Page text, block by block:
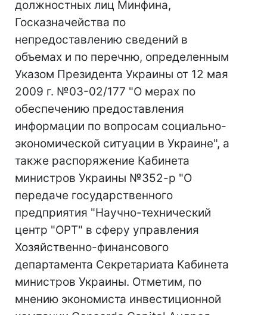
должностных лиц Минфина,
Госказначейства по
непредоставлению сведений в
объемах и по перечню, определенным
Указом Президента Украины от 12 мая
2009 г. №03-02/177 "О мерах по
обеспечению предоставления
информации по вопросам социально-
экономической ситуации в Украине", а
также распоряжение Кабинета
министров Украины №352-р "О
передаче государственного
предприятия "Научно-технический
центр "ОРТ" в сферу управления
Хозяйственно-финансового
департамента Секретариата Кабинета
министров Украины. Отметим, по
мнению экономиста инвестиционной